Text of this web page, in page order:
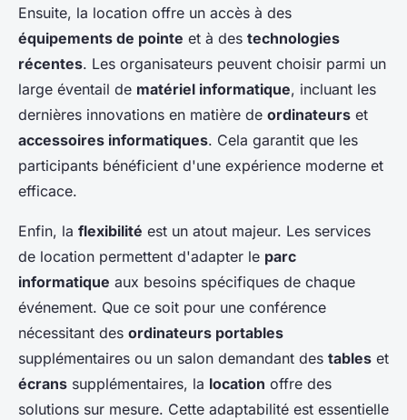
Ensuite, la location offre un accès à des
équipements de pointe et à des technologies
récentes. Les organisateurs peuvent choisir parmi un
large éventail de matériel informatique, incluant les
dernières innovations en matière de ordinateurs et
accessoires informatiques. Cela garantit que les
participants bénéficient d'une expérience moderne et
efficace.
Enfin, la flexibilité est un atout majeur. Les services
de location permettent d'adapter le parc
informatique aux besoins spécifiques de chaque
événement. Que ce soit pour une conférence
nécessitant des ordinateurs portables
supplémentaires ou un salon demandant des tables et
écrans supplémentaires, la location offre des
solutions sur mesure. Cette adaptabilité est essentielle